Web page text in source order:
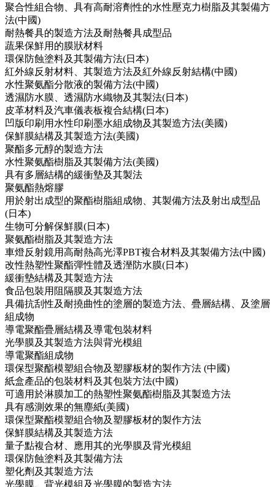
聚合性組合物、具有高耐溶劑性的水性壓克力樹脂及其製備方
法(中國)
耐熱餐具的製造方法及耐熱餐具成型品
蔬果保鮮用的膜狀材料
環保防蝕塗料及其製備方法(日本)
紅外線反射材料、其製造方法及紅外線反射結構(中國)
水性聚氨酯分散液的製備方法(中國)
透濕防水膜、透濕防水織物及其製法(日本)
皮革材料及汽車儀表板複合結構(日本)
凹版印刷用水性印刷墨水組成物及其製造方法(美國)
保鮮膜結構及其製造方法(美國)
聚酯多元醇的製造方法
水性聚氨酯樹脂及其製備方法(美國)
具有多層結構的緩衝墊及其製法
聚氨酯熱熔膠
用於射出成型的聚酯樹脂組成物、其製備方法及射出成型品
(日本)
生物可分解保鮮膜(日本)
聚氨酯樹脂及其製造方法
車燈反射鏡用高耐熱高光澤PBT複合材料及其製備方法(中國)
改性熱塑性聚酯彈性體及透溼防水膜(日本)
緩衝墊結構及其製造方法
食品包裝用阻隔膜及其製造方法
具備抗刮性及耐撓曲性的塗層的製造方法、疊層結構、及塗層
組成物
導電聚酯疊層結構及導電包裝材料
光學膜及其製造方法與背光模組
導電聚酯組成物
環保型聚酯模塑組合物及塑膠板材的製作方法 (中國)
紙盒產品的包裝材料及其包裝方法(中國)
可適用於淋膜加工的熱塑性聚氨酯樹脂及其製造方法
具有感測效果的無塵紙(美國)
環保型聚酯模塑組合物及塑膠板材的製作方法
保鮮膜結構及其製造方法
量子點複合材、應用其的光學膜及背光模組
環保防蝕塗料及其製備方法
塑化劑及其製造方法
光學膜、背光模組及光學膜的製造方法